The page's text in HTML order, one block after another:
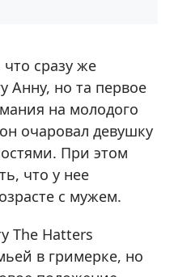
сразу же
Анну, но та первое
на молодого
очаровал девушку
При этом
что у нее
с мужем.
The Hatters
в гримерке, но